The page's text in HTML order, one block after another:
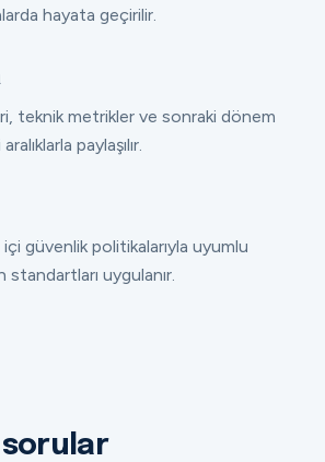
hayata geçirilir.
teknik metrikler ve sonraki dönem
paylaşılır.
güvenlik politikalarıyla uyumlu
uygulanır.
sorular